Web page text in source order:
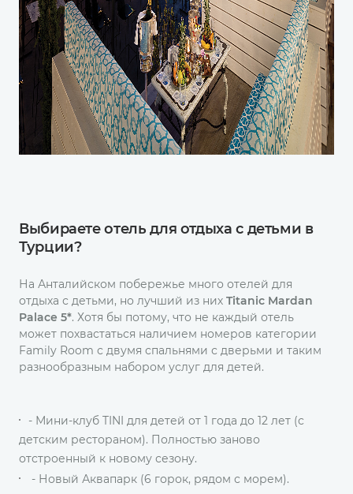
Выбираете отель для отдыха с детьми в
Турции?
На Анталийском побережье много отелей для
отдыха с детьми, но лучший из них Titanic Mardan
Palace 5*. Хотя бы потому, что не каждый отель
может похвастаться наличием номеров категории
Family Room с двумя спальнями с дверьми и таким
разнообразным набором услуг для детей.
- Мини-клуб TINI для детей от 1 года до 12 лет (с
детским рестораном). Полностью заново
отстроенный к новому сезону.
- Новый Аквапарк (6 горок, рядом с морем).